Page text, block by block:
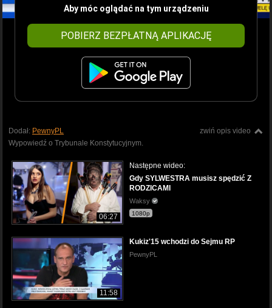
Aby móc oglądać na tym urządzeniu
POBIERZ BEZPŁATNĄ APLIKACJĘ
zwiń opis video
Dodał: PewnyPL
Wypowiedź o Trybunale Konstytucyjnym.
06:27
Następne wideo:
Gdy SYLWESTRA musisz spędzić Z
RODZICAMI
Waksy
1080p
11:58
Kukiz'15 wchodzi do Sejmu RP
PewnyPL